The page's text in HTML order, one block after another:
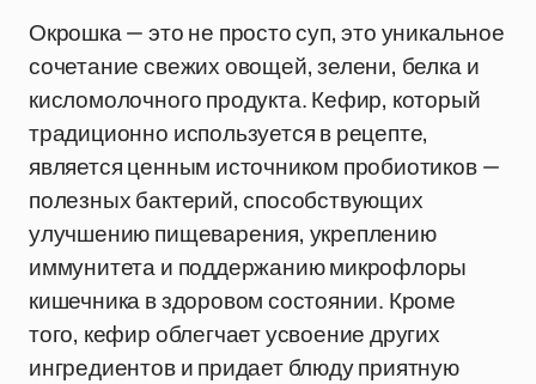
Окрошка — это не просто суп, это уникальное
сочетание свежих овощей, зелени, белка и
кисломолочного продукта. Кефир, который
традиционно используется в рецепте,
является ценным источником пробиотиков —
полезных бактерий, способствующих
улучшению пищеварения, укреплению
иммунитета и поддержанию микрофлоры
кишечника в здоровом состоянии. Кроме
того, кефир облегчает усвоение других
ингредиентов и придает блюду приятную